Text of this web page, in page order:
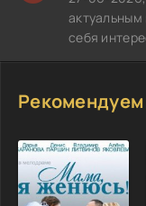
актуальным
себя